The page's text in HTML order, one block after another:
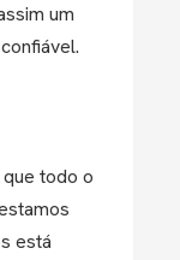
um
todo o
está